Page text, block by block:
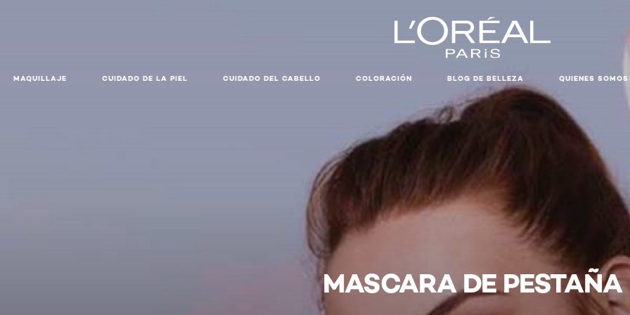
MAQUILLAJE CUIDADO DE LA PIEL CUIDADO DEL CABELLO COLORACIÓN BLOG DE BELLEZA QUIENES SOMOS
MASCARA DE PESTAÑA